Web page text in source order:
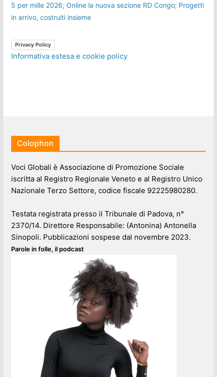
5 per mille 2026; Online la nuova sezione RD Congo; Progetti
in arrivo, costruiti insieme
Privacy Policy
Informativa estesa e cookie policy
Colophon
Voci Globali è Associazione di Promozione Sociale
iscritta al Registro Regionale Veneto e al Registro Unico
Nazionale Terzo Settore, codice fiscale 92225980280.
Testata registrata presso il Tribunale di Padova, n°
2370/14. Direttore Responsabile: (Antonina) Antonella
Sinopoli. Pubblicazioni sospese dal novembre 2023.
Parole in folle, il podcast